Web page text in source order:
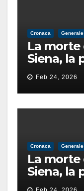
Cronaca Generale
La morte
Siena, la
pista di
finita male
Feb 24, 2026
Cronaca Generale
La morte
Siena, la
pista di